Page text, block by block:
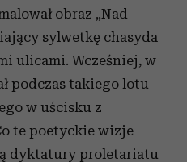
obraz „Nad
sylwetkę chasyda
ulicami. Wcześniej, w
podczas takiego lotu
w uścisku z
te poetyckie wizje
dyktatury proletariatu